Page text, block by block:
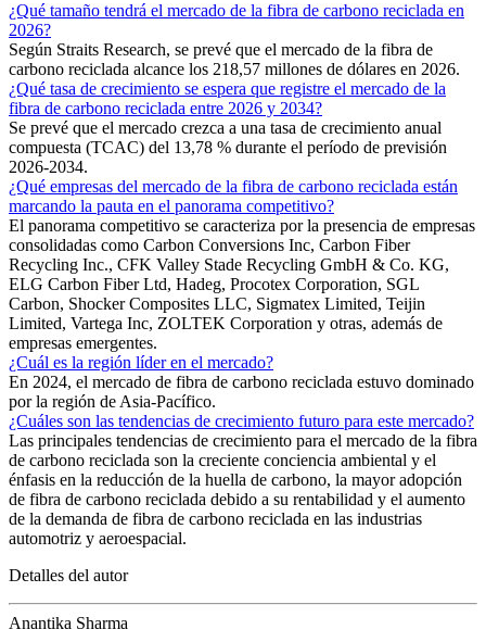
¿Qué tamaño tendrá el mercado de la fibra de carbono reciclada en
2026?
Según Straits Research, se prevé que el mercado de la fibra de
carbono reciclada alcance los 218,57 millones de dólares en 2026.
¿Qué tasa de crecimiento se espera que registre el mercado de la
fibra de carbono reciclada entre 2026 y 2034?
Se prevé que el mercado crezca a una tasa de crecimiento anual
compuesta (TCAC) del 13,78 % durante el período de previsión
2026-2034.
¿Qué empresas del mercado de la fibra de carbono reciclada están
marcando la pauta en el panorama competitivo?
El panorama competitivo se caracteriza por la presencia de empresas
consolidadas como Carbon Conversions Inc, Carbon Fiber
Recycling Inc., CFK Valley Stade Recycling GmbH & Co. KG,
ELG Carbon Fiber Ltd, Hadeg, Procotex Corporation, SGL
Carbon, Shocker Composites LLC, Sigmatex Limited, Teijin
Limited, Vartega Inc, ZOLTEK Corporation y otras, además de
empresas emergentes.
¿Cuál es la región líder en el mercado?
En 2024, el mercado de fibra de carbono reciclada estuvo dominado
por la región de Asia-Pacífico.
¿Cuáles son las tendencias de crecimiento futuro para este mercado?
Las principales tendencias de crecimiento para el mercado de la fibra
de carbono reciclada son la creciente conciencia ambiental y el
énfasis en la reducción de la huella de carbono, la mayor adopción
de fibra de carbono reciclada debido a su rentabilidad y el aumento
de la demanda de fibra de carbono reciclada en las industrias
automotriz y aeroespacial.
Detalles del autor
Anantika Sharma